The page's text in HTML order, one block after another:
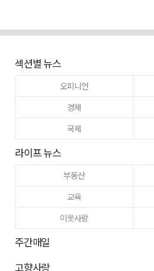
섹션별 뉴스
오피니언
경제
국제
라이프 뉴스
부동산
교육
이웃사랑
주간매일
고향사랑